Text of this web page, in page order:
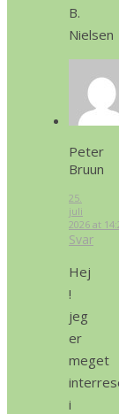
B.
Nielsen
Peter
Bruun
25.
juli
2026 at
Svar
Hej
!
jeg
er
meget
i